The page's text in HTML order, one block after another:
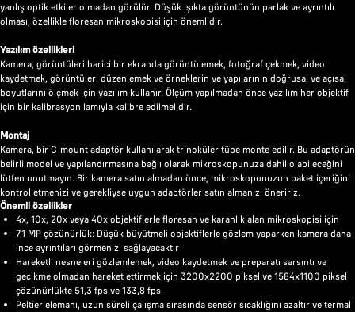
yanlış optik etkiler olmadan görülür. Düşük ışıkta görüntünün parlak ve ayrıntılı
olması, özellikle floresan mikroskopisi için önemlidir.
Yazılım özellikleri
Kamera, görüntüleri harici bir ekranda görüntülemek, fotoğraf çekmek, video
kaydetmek, görüntüleri düzenlemek ve örneklerin ve yapılarının doğrusal ve açısal
boyutlarını ölçmek için yazılım kullanır. Ölçüm yapılmadan önce yazılım her objektif
için bir kalibrasyon lamıyla kalibre edilmelidir.
Montaj
Kamera, bir C‑mount adaptör kullanılarak trinoküler tüpe monte edilir. Bu adaptörün
belirli model ve yapılandırmasına bağlı olarak mikroskopunuza dahil olabileceğini
lütfen unutmayın. Bir kamera satın almadan önce, mikroskopunuzun paket içeriğini
kontrol etmenizi ve gerekliyse uygun adaptörler satın almanızı öneririz.
Önemli özellikler
4x, 10x, 20x veya 40x objektiflerle floresan ve karanlık alan mikroskopisi için
7,1 MP çözünürlük: Düşük büyütmeli objektiflerle gözlem yaparken kamera daha
ince ayrıntıları görmenizi sağlayacaktır
Hareketli nesneleri gözlemlemek, video kaydetmek ve preparatı sarsıntı ve
gecikme olmadan hareket ettirmek için 3200x2200 piksel ve 1584x1100 piksel
çözünürlükte 51,3 fps ve 133,8 fps
Peltier elemanı, uzun süreli çalışma sırasında sensör sıcaklığını azaltır ve termal